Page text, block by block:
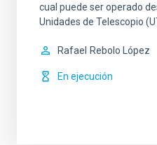
cual puede ser operado
Unidades de Telescopio
Rafael Rebolo López
En ejecución